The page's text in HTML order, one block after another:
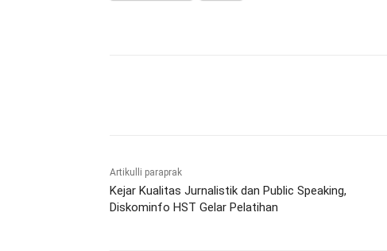
Artikulli paraprak
Kejar Kualitas Jurnalistik dan Public Speaking,
Diskominfo HST Gelar Pelatihan